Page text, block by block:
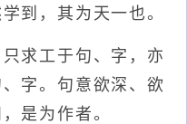
，其为天一也。
求工于句、字，亦
字。句意欲深、欲
是为作者。